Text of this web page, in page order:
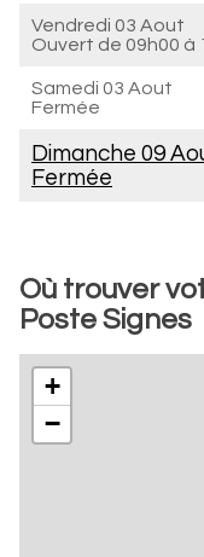
Vendredi 03 Aout
Ouvert de 09h00 à
Samedi 03 Aout
Fermée
Dimanche 09
Fermée
Où trouver
Poste Signes
+
−